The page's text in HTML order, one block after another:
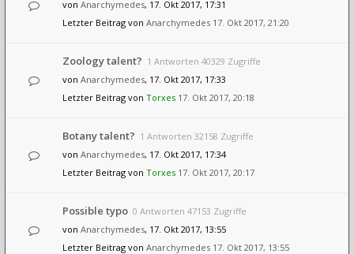
von Anarchymedes, 17. Okt 2017, 17:31
Letzter Beitrag von Anarchymedes 17. Okt 2017, 21:20
Zoology talent? 1 Antworten 40329 Zugriffe
von Anarchymedes, 17. Okt 2017, 17:33
Letzter Beitrag von Torxes 17. Okt 2017, 20:18
Botany talent? 1 Antworten 32158 Zugriffe
von Anarchymedes, 17. Okt 2017, 17:34
Letzter Beitrag von Torxes 17. Okt 2017, 20:17
Possible typo 0 Antworten 47153 Zugriffe
von Anarchymedes, 17. Okt 2017, 13:55
Letzter Beitrag von Anarchymedes 17. Okt 2017, 13:55